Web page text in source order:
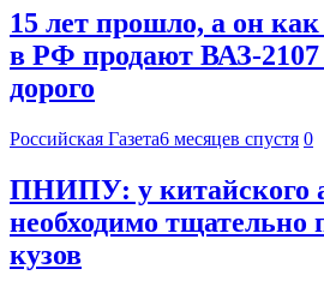
15 лет прошло, а он
в РФ продают ВАЗ-
дорого
Российская Газета6 месяцев спустя 0
ПНИПУ: у китайского
необходимо тщательно
кузов